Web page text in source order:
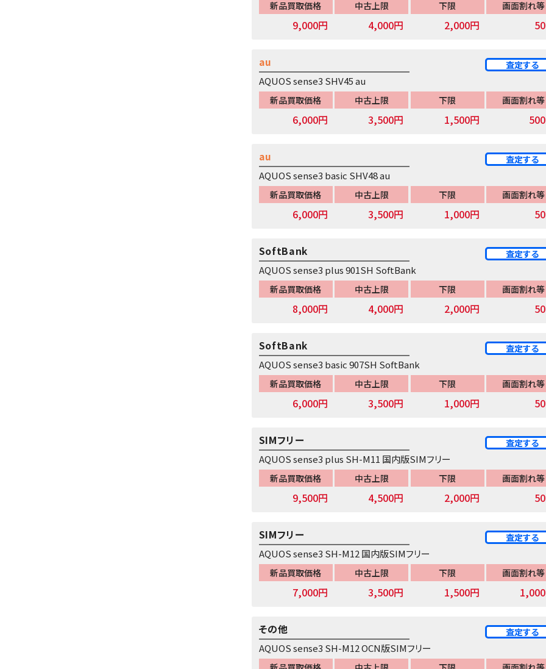
新品買取価格
9,000円
中古上限
4,000円
下限
2,000円
画面割れ等
AQUOS sense3 SHV45 au
au 査定する
新品買取価格
6,000円
中古上限
3,500円
下限
1,500円
画面割れ等
AQUOS sense3 basic SHV48 au
au 査定する
新品買取価格
6,000円
中古上限
3,500円
下限
1,000円
画面割れ等
AQUOS sense3 plus 901SH SoftBank
SoftBank 査定する
新品買取価格
8,000円
中古上限
4,000円
下限
2,000円
画面割れ等
AQUOS sense3 basic 907SH SoftBank
SoftBank 査定する
新品買取価格
6,000円
中古上限
3,500円
下限
1,000円
画面割れ等
AQUOS sense3 plus SH-M11 国内版SIMフリー
SIMフリー 査定する
新品買取価格
9,500円
中古上限
4,500円
下限
2,000円
画面割れ等
AQUOS sense3 SH-M12 国内版SIMフリー
SIMフリー 査定する
新品買取価格
7,000円
中古上限
3,500円
下限
1,500円
画面割れ等
AQUOS sense3 SH-M12 OCN版SIMフリー
その他 査定する